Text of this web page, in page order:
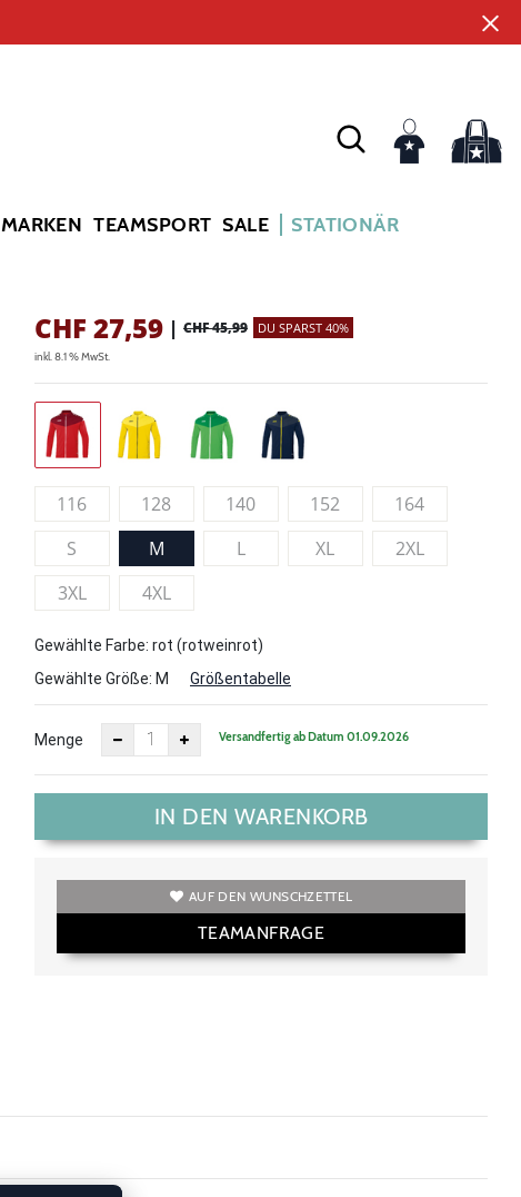
MARKEN TEAMSPORT SALE STATIONÄR
CHF 27,59 | CHF 45,99 DU SPARST 40%
inkl. 8.1 % MwSt.
116 128 140 152
164
S
M L XL
2XL
3XL
4XL
Gewählte Farbe: rot (rotweinrot)
Gewählte Größe: M Größentabelle
Menge Versandfertig ab Datum 01.09.2026
IN DEN WARENKORB
AUF DEN WUNSCHZETTEL
TEAMANFRAGE